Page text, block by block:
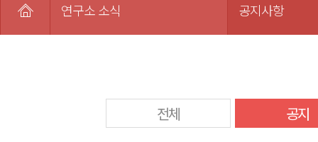
연구소 소식 공지사항
전체 공지